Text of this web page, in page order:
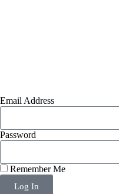
Email Address
Password
Remember Me
Log In